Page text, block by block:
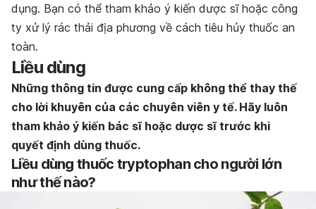
dụng. Bạn có thể tham khảo ý kiến dược sĩ hoặc công
ty xử lý rác thải địa phương về cách tiêu hủy thuốc an
toàn.
Liều dùng
Những thông tin được cung cấp không thể thay thế
cho lời khuyên của các chuyên viên y tế. Hãy luôn
tham khảo ý kiến bác sĩ hoặc dược sĩ trước khi
quyết định dùng thuốc.
Liều dùng thuốc tryptophan cho người lớn
như thế nào?